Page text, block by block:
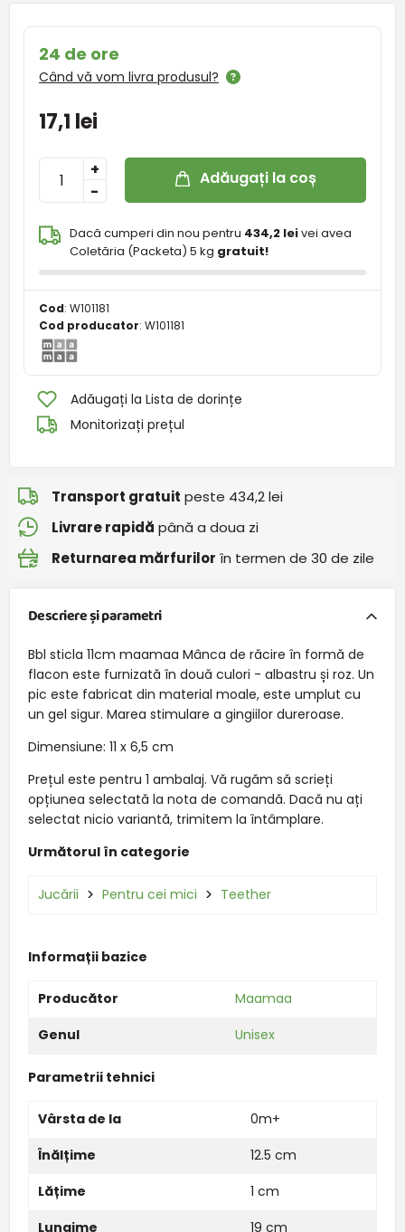
24 de ore
Când vă vom livra produsul?
17,1 lei
-
+ Adăugați la coș
Dacă cumperi din nou pentru 434,2 leivei avea
Coletăria (Packeta) 5 kg gratuit!
Cod: W101181
Cod producator: W101181
Adăugați la Lista de dorințe
Monitorizați prețul
Transport gratuit peste 434,2 lei
Livrare rapidă până a doua zi
Returnarea mărfurilor în termen de 30 de zile
Descriere și parametri
Bbl sticla 11cm maamaa Mânca de răcire în formă de
flacon este furnizată în două culori - albastru și roz. Un
pic este fabricat din material moale, este umplut cu
un gel sigur. Marea stimulare a gingiilor dureroase.
Dimensiune: 11 x 6,5 cm
Prețul este pentru 1 ambalaj. Vă rugăm să scrieți
opțiunea selectată la nota de comandă. Dacă nu ați
selectat nicio variantă, trimitem la întâmplare.
Următorul în categorie
Jucării Pentru cei mici Teether
Informații bazice
Producător
Maamaa
Genul
Unisex
Parametrii tehnici
Vârsta de la
0m+
Înălțime
12.5 cm
Lățime
1 cm
Lungime
19 cm